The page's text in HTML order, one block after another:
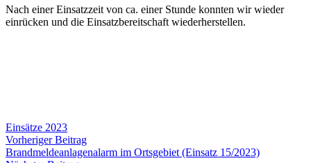
Nach einer Einsatzzeit von ca. einer Stunde konnten wir wieder
einrücken und die Einsatzbereitschaft wiederherstellen.
Einsätze 2023
Beitragsnavigation
Vorheriger BeitragVorheriger
Beitrag:
Brandmeldeanlagenalarm im Ortsgebiet (Einsatz 15/2023)